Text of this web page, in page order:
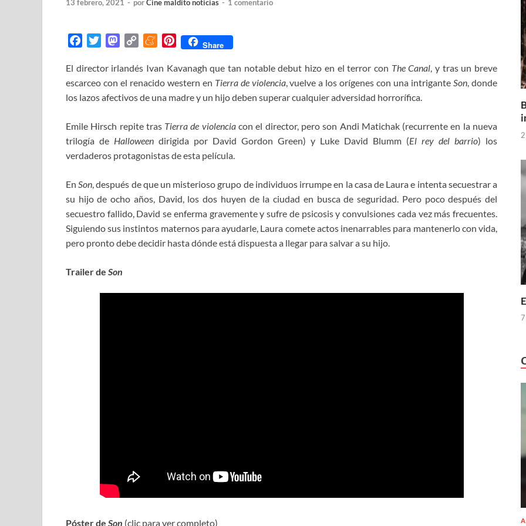
13 febrero, 2021 - porCine maldito noticias - 1 comentario
c
e
b
o
k
i
t
t
r
M
s
t
o
o
n
p
y
L
n
k
M
n
e
a
e
P
n
t
e
e
s
t
Share
El director irlandés Ivan Kavanagh que tan notable debut hizo en el terror con The Canal, y tras un breve
escarceo con el renacido western en Tierra de violencia, vuelve a los orígenes con una intriganteSon, donde
los lazos afectivos de una madre y un hijo deben superar cualquier adversidad horrorífica.
Emile Hirsch repite tras Tierra de violenciacon el director, pero son Andi Matichak (recurrente en la nueva
trilogía de Halloween dirigida por David Gordon Green) y Luke David Blumm (El rey del barrio) los
verdaderos protagonistas de esta película.
EnSon, después de que un misterioso grupo de individuos irrumpe en la casa de Laura e intenta secuestrar a
su hijo de ocho años, David, los dos huyen de la ciudad en busca de seguridad. Pero poco después del
secuestro fallido, David se enferma gravemente y sufre de psicosis y convulsiones cada vez más frecuentes.
Siguiendo sus instintos maternos para ayudarle, Laura comete actos inenarrables para mantenerlo con vida,
pero pronto debe decidir hasta dónde está dispuesta a llegar para salvar a su hijo.
Trailer de Son
Póster de Son (clic para ver completo)